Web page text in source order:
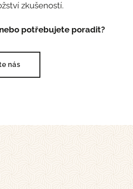
zkušeností.
potřebujete poradit?
nás